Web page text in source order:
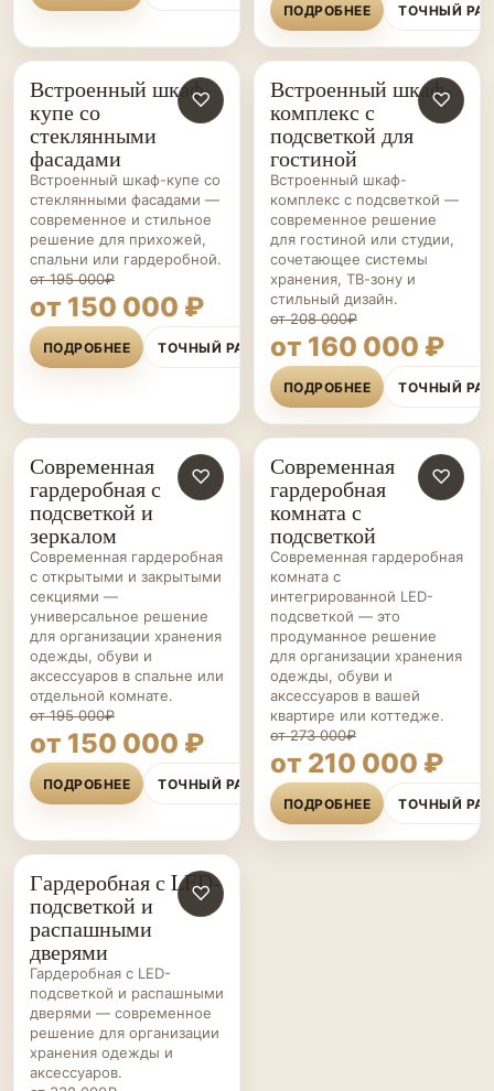
ПОДРОБНЕЕ ТОЧНЫЙ
ШКАФЫ-
КУПЕ НА ЗАКАЗ
♡
Встроенный шкаф-
купе со
стеклянными
фасадами
Встроенный шкаф-купе со
стеклянными фасадами —
современное и стильное
решение для прихожей,
спальни или гардеробной.
от 195 000₽
от 150 000 ₽
ПОДРОБНЕЕ ТОЧНЫЙ РАСЧЁТ
ШКАФЫ НА ЗАКАЗ ♡
Встроенный шкаф-
комплекс с
подсветкой для
гостиной
Встроенный шкаф-
комплекс с подсветкой —
современное решение
для гостиной или студии,
сочетающее системы
хранения, ТВ-зону и
стильный дизайн.
от 208 000₽
от 160 000 ₽
ПОДРОБНЕЕ ТОЧНЫЙ
ГАРДЕРОБНЫЕ НА ЗАКАЗ
♡
Современная
гардеробная с
подсветкой и
зеркалом
Современная гардеробная
с открытыми и закрытыми
секциями —
универсальное решение
для организации хранения
одежды, обуви и
аксессуаров в спальне или
отдельной комнате.
от 195 000₽
от 150 000 ₽
ПОДРОБНЕЕ ТОЧНЫЙ РАСЧЁТ
ГАРДЕРОБНЫЕ НА ЗАКАЗ
♡
Современная
гардеробная
комната с
подсветкой
Современная гардеробная
комната с
интегрированной LED-
подсветкой — это
продуманное решение
для организации хранения
одежды, обуви и
аксессуаров в вашей
квартире или коттедже.
от 273 000₽
от 210 000 ₽
ПОДРОБНЕЕ ТОЧНЫЙ
ГАРДЕРОБНЫЕ НА ЗАКАЗ
♡
Гардеробная с LED-
подсветкой и
распашными
дверями
Гардеробная с LED-
подсветкой и распашными
дверями — современное
решение для организации
хранения одежды и
аксессуаров.